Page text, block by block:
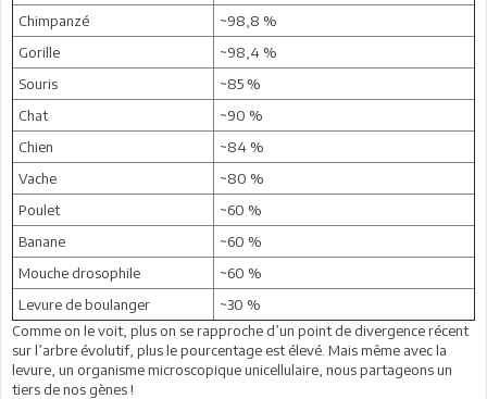
Chimpanzé
~98,8 %
Gorille
~98,4 %
Souris
~85 %
Chat
~90 %
Chien
~84 %
Vache
~80 %
Poulet
~60 %
Banane
~60 %
Mouche drosophile
~60 %
Levure de boulanger
~30 %
Comme on le voit, plus on se rapproche d’un point de divergence récent
sur l’arbre évolutif, plus le pourcentage est élevé. Mais même avec la
levure, un organisme microscopique unicellulaire, nous partageons un
tiers de nos gènes !